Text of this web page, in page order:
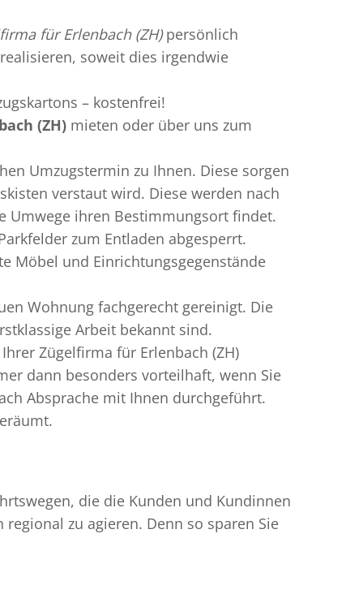
für Erlenbach (ZH)persönlich
soweit dies irgendwie
– kostenfrei!
(ZH) mieten oder über uns zum
Umzugstermin zu Ihnen. Diese sorgen
verstaut wird. Diese werden nach
Umwege ihren Bestimmungsort findet.
zum Entladen abgesperrt.
Möbel und Einrichtungsgegenstände
Wohnung fachgerecht gereinigt. Die
Arbeit bekannt sind.
Zügelfirma für Erlenbach (ZH)
dann besonders vorteilhaft, wenn Sie
Absprache mit Ihnen durchgeführt.
die die Kunden und Kundinnen
zu agieren. Denn so sparen Sie